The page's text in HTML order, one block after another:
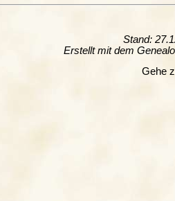
Stand:
Erstellt mit dem
Gehe